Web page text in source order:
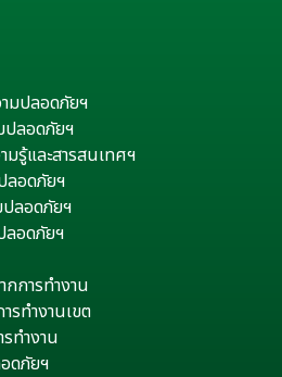
มปลอดภัยฯ
ปลอดภัยฯ
รู้และสารสนเทศฯ
ลอดภัยฯ
ปลอดภัยฯ
อดภัยฯ
กการทำงาน
รทำงานเขต
ทำงาน
ดภัยฯ